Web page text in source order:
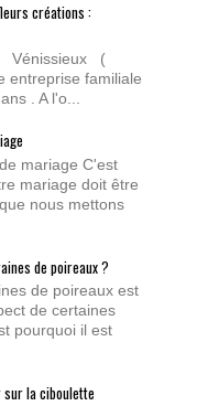
créations :
Vénissieux (
entreprise familiale
. A l'o...
mariage C'est
mariage doit être
nous mettons
de poireaux ?
de poireaux est
de certaines
pourquoi il est
sur la ciboulette